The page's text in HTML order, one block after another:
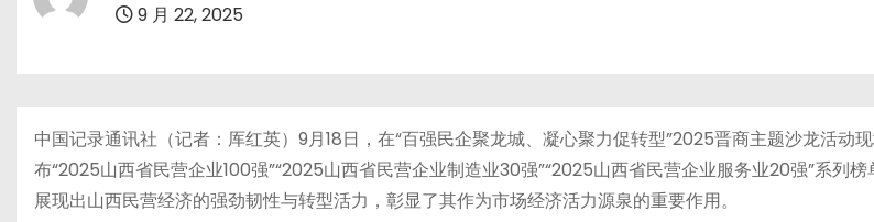
9 月 22, 2025
中国记录通讯社（记者：厍红英）9月18日，在“百强民企聚龙城、凝心聚力促转型”2025晋商主题沙龙活动
布“2025山西省民营企业100强”“2025山西省民营企业制造业30强”“2025山西省民营企业服务业20强”系列榜
展现出山西民营经济的强劲韧性与转型活力，彰显了其作为市场经济活力源泉的重要作用。